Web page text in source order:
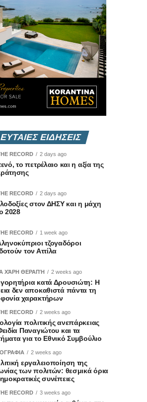
ΕΙΔΗΣΕΙΣ
RECORD 2 days ago
το πετρέλαιο και η αξία της
RECORD 2 days ago
στον ΔΗΣΥ και η μάχη
2028
RECORD 1 week ago
τζογαδόροι
τον Αττίλα
ΧΆΡΗ ΘΕΡΑΠΉ 2 weeks ago
κατά Δρουσιώτη: Η
δεν αποκαθιστά πάντα τη
χαρακτήρων
RECORD 2 weeks ago
πολιτικής ανεπάρκειας
Παναγιώτου και τα
για το Εθνικό Συμβούλιο
2 weeks ago
εργαλειοποίηση της
των πολιτών: θεσμικά όρια
συνέπειες
RECORD 3 weeks ago